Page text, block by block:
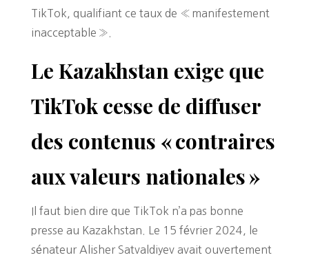
TikTok, qualifiant ce taux de « manifestement
inacceptable ».
Le Kazakhstan exige que
TikTok cesse de diffuser
des contenus « contraires
aux valeurs nationales »
Il faut bien dire que TikTok n’a pas bonne
presse au Kazakhstan. Le 15 février 2024, le
sénateur Alisher Satvaldiyev avait ouvertement